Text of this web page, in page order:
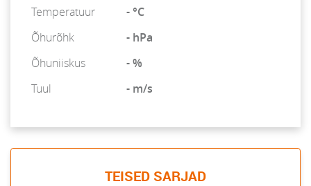
Temperatuur
- °C
Õhurõhk
- hPa
Õhuniiskus
- %
Tuul
- m/s
TEISED SARJAD